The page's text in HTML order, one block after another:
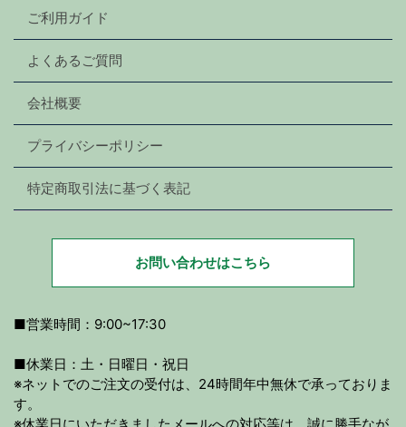
ご利用ガイド
よくあるご質問
会社概要
プライバシーポリシー
特定商取引法に基づく表記
お問い合わせはこちら
■営業時間：9:00~17:30
■休業日：土・日曜日・祝日
※ネットでのご注文の受付は、24時間年中無休で承っておりま
す。